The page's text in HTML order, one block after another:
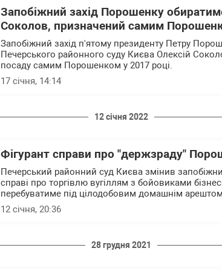
Запобіжний захід Порошенку
Соколов, призначений самим
Запобіжний захід п'ятому президенту Петру
Печерського районного суду Києва Олексій
посаду самим Порошенком у 2017 році.
17 січня, 14:14
12 січня 2022
Фігурант справи про "держзраду"
Печерський районний суд Києва змінив
справі про торгівлю вугіллям з бойовиками
перебуватиме під цілодобовим домашнім
12 січня, 20:36
28 грудня 2021